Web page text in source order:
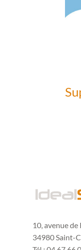
10, avenue de
34980 Saint-